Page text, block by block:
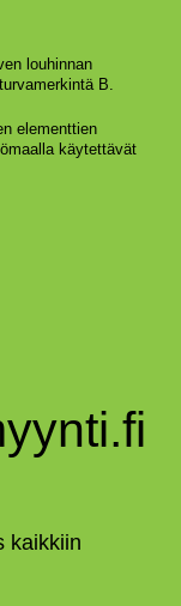
louhinnan
B.
elementtien
käytettävät
kaikkiin